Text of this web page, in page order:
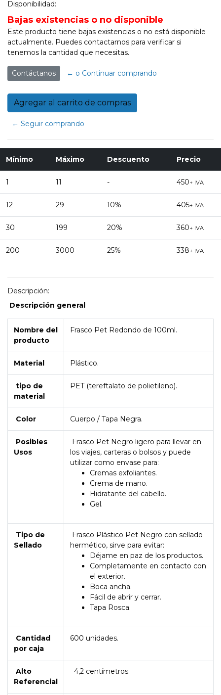
Disponibilidad:
Bajas existencias o no disponible
Este producto tiene bajas existencias o no está disponible
actualmente. Puedes contactarnos para verificar si
tenemos la cantidad que necesitas.
Contáctanos ← o Continuar comprando
← Seguir comprando
Mínimo Máximo Descuento Precio
1 11 - 450+ IVA
12 29 10% 405+ IVA
30 199 20% 360+ IVA
200 3000 25% 338+ IVA
Descripción:
Descripción general
Nombre del
producto
Frasco Pet Redondo de 100ml.
Material Plástico.
tipo de
material
PET (tereftalato de polietileno).
Color Cuerpo / Tapa Negra.
Posibles
Usos
Frasco Pet Negro ligero para llevar en
los viajes, carteras o bolsos y puede
utilizar como envase para:
Cremas exfoliantes.
Crema de mano.
Hidratante del cabello.
Gel.
Tipo de
Sellado
Frasco Plástico Pet Negro con sellado
hermético, sirve para evitar:
Déjame en paz de los productos.
Completamente en contacto con
el exterior.
Boca ancha.
Fácil de abrir y cerrar.
Tapa Rosca.
Cantidad
por caja
600 unidades.
Alto
Referencial
4,2 centímetros.